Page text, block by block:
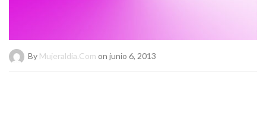
By Mujeraldia.com on junio 6, 2013